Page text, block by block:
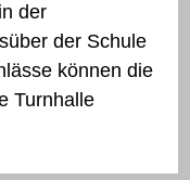
der
der Schule
können die
Turnhalle